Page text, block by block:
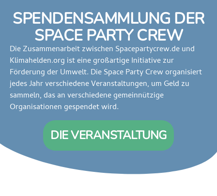
SPENDENSAMMLUNG DER
SPACE PARTY CREW
Die Zusammenarbeit zwischen Spacepartycrew.de und
Klimahelden.org ist eine großartige Initiative zur
Förderung der Umwelt. Die Space Party Crew organisiert
jedes Jahr verschiedene Veranstaltungen, um Geld zu
sammeln, das an verschiedene gemeinnützige
Organisationen gespendet wird.
DIE VERANSTALTUNG